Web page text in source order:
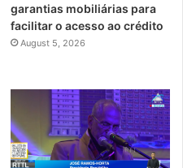
garantias mobiliárias para
facilitar o acesso ao crédito
August 5, 2026